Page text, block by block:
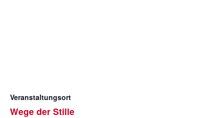
Veranstaltungsort
Wege der Stille